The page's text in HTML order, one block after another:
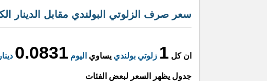
سعر صرف الزلوتي البولندي مقابل الدينار
ان كل 1 زلوتي بولندي يساوي اليوم 0.0831
جدول يظهر السعر لبعض الفئات